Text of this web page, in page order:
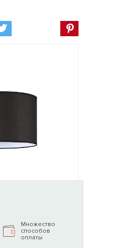
Множество
способов
оплаты